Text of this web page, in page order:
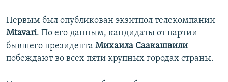
Первым был опубликован экзитпол телекомпании
Mtavari. По его данным, кандидаты от партии
бывшего президента Михаила Саакашвили
побеждают во всех пяти крупных городах страны.